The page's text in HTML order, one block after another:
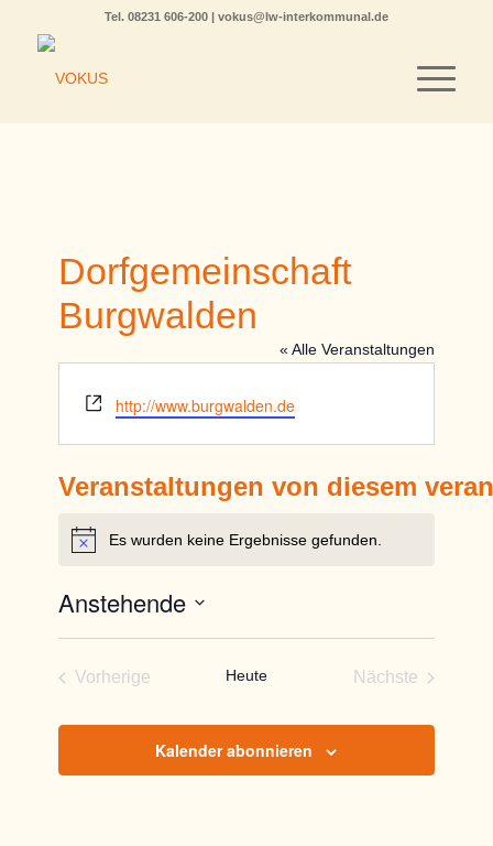
Tel. 08231 606-200 | vokus@lw-interkommunal.de
Dorfgemeinschaft
Burgwalden
« Alle Veranstaltungen
Webseite
http://www.burgwalden.de
Veranstaltungen von diesem
HinweisEs wurden keine Ergebnisse gefunden.
Anstehende
Vorherige
Heute
Nächste
Kalender abonnieren